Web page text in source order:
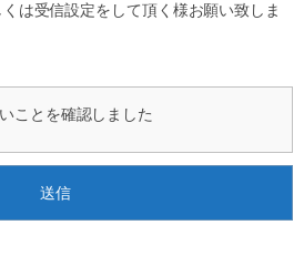
は受信設定をして頂く様お願い致しま
ことを確認しました